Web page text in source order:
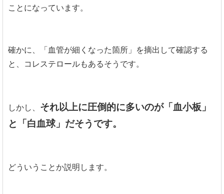
ことになっています。
確かに、「血管が細くなった箇所」を摘出して確認する
と、コレステロールもあるそうです。
しかし、 それ以上に圧倒的に多いのが「血小板」
と「白血球」だそうです。
どういうことか説明します。